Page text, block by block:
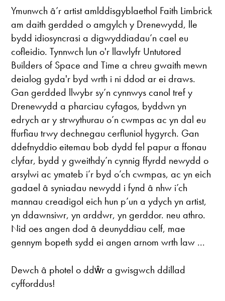
Ymunwch â’r artist amlddisgyblaethol Faith Limbrick
am daith gerdded o amgylch y Drenewydd, lle
bydd idiosyncrasi a digwyddiadau’n cael eu
cofleidio. Tynnwch lun o'r llawlyfr Untutored
Builders of Space and Time a chreu gwaith mewn
deialog gyda'r byd wrth i ni ddod ar ei draws.
Gan gerdded llwybr sy’n cynnwys canol tref y
Drenewydd a pharciau cyfagos, byddwn yn
edrych ar y strwythurau o’n cwmpas ac yn dal eu
ffurfiau trwy dechnegau cerfluniol hygyrch. Gan
ddefnyddio eitemau bob dydd fel papur a ffonau
clyfar, bydd y gweithdy’n cynnig ffyrdd newydd o
arsylwi ac ymateb i’r byd o’ch cwmpas, ac yn eich
gadael â syniadau newydd i fynd â nhw i’ch
mannau creadigol eich hun p’un a ydych yn artist,
yn ddawnsiwr, yn arddwr, yn gerddor. neu athro.
Nid oes angen dod â deunyddiau celf, mae
gennym bopeth sydd ei angen arnom wrth law ...
Dewch â photel o ddŵr a gwisgwch ddillad
cyfforddus!